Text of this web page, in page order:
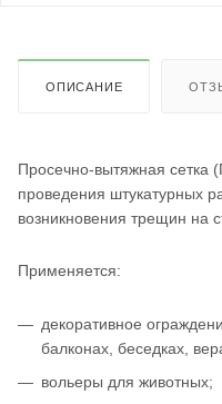
ОПИСАНИЕ
Просечно-вытяжная сетка
проведения штукатурных
возникновения трещин на
Применяется:
декоративное
балконах, беседках,
вольеры для животных;